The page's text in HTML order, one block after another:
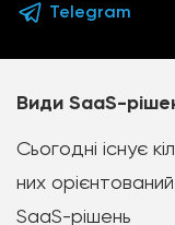
Telegram
Види SaaS-
Сьогодні існує
них
SaaS-рішень